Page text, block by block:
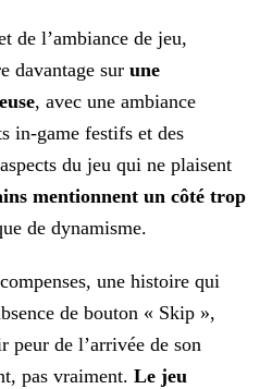
de l’ambiance de jeu,
davantage sur une
, avec une ambiance
in-game festifs et des
du jeu qui ne plaisent
mentionnent un côté trop
de dynamisme.
une histoire qui
de bouton « Skip »,
peur de l’arrivée de son
pas vraiment. Le jeu